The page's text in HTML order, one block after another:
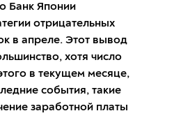
Банк Японии
отрицательных
в апреле. Этот вывод
хотя число
в текущем месяце,
события, такие
заработной платы